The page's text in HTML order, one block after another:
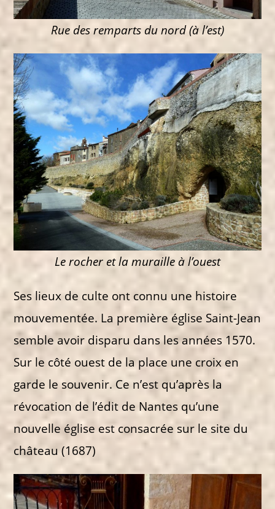
Rue des remparts du nord (à l’est)
Le rocher et la muraille à l’ouest
Ses lieux de culte ont connu une histoire
mouvementée. La première église Saint-Jean
semble avoir disparu dans les années 1570.
Sur le côté ouest de la place une croix en
garde le souvenir. Ce n’est qu’après la
révocation de l’édit de Nantes qu’une
nouvelle église est consacrée sur le site du
château (1687)